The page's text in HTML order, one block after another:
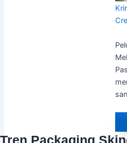
Tren Packaging